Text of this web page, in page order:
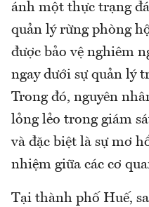
ánh một thực trạng
quản lý rừng phòng
được bảo vệ nghiêm
ngay dưới sự quản lý
Trong đó, nguyên
lỏng lẻo trong giám
và đặc biệt là sự mơ
nhiệm giữa các cơ
Tại thành phố Huế,